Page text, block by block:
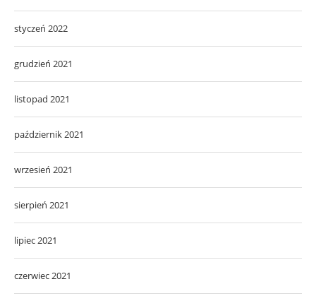
styczeń 2022
grudzień 2021
listopad 2021
październik 2021
wrzesień 2021
sierpień 2021
lipiec 2021
czerwiec 2021